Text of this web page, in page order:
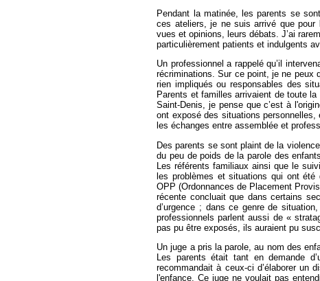
Pendant la matinée, les parents se
ces ateliers, je ne suis arrivé que pour
vues et opinions, leurs débats. J’ai
particulièrement patients et indulgents
Un professionnel a rappelé qu’il
récriminations. Sur ce point, je ne peux
rien impliqués ou responsables des
Parents et familles arrivaient de toute
Saint-Denis, je pense que c’est à
ont exposé des situations
les échanges entre assemblée et
Des parents se sont plaint de la
du peu de poids de la parole des
Les référents familiaux ainsi que le
les problèmes et situations qui ont été
OPP (Ordonnances de Placement
récente concluait que dans certains
d’urgence ; dans ce genre de
professionnels parlent aussi de «
pas pu être exposés, ils auraient pu
Un juge a pris la parole, au nom des
Les parents était tant en demande
recommandait à ceux-ci d’élaborer un
l'enfance. Ce juge ne voulait pas